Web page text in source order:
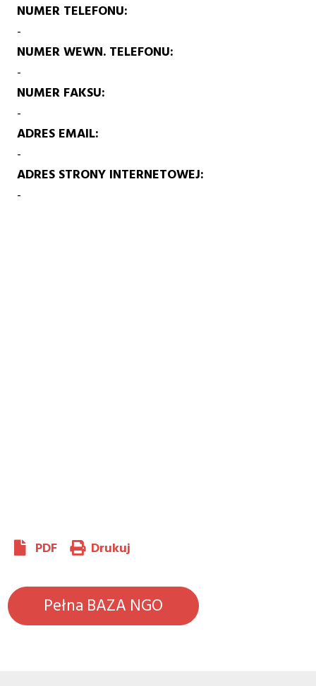
NUMER TELEFONU
-
NUMER WEWN. TELEFONU
-
NUMER FAKSU
-
ADRES EMAIL
-
ADRES STRONY INTERNETOWEJ
-
PDF Drukuj
Pełna BAZA NGO